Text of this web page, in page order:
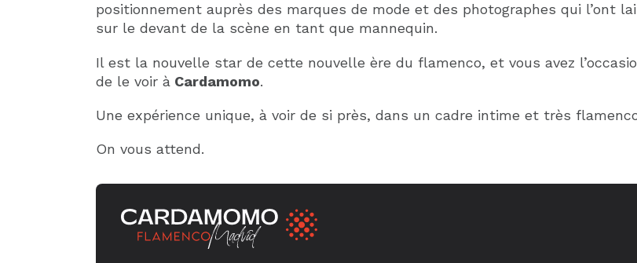
positionnement auprès des marques de mode et des photographes qui l’ont
sur le devant de la scène en tant que mannequin.
Il est la nouvelle star de cette nouvelle ère du flamenco, et vous avez
de le voir à Cardamomo.
Une expérience unique, à voir de si près, dans un cadre intime et très
On vous attend.